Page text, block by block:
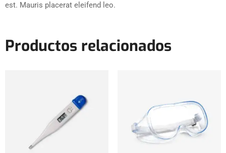
est. Mauris placerat eleifend leo.
Productos relacionados